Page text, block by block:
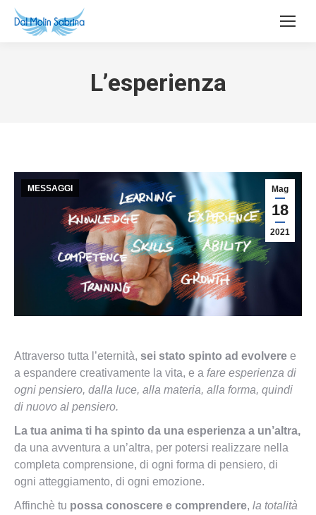
L’esperienza
Mag
18
2021
MESSAGGI
Attraverso tutta l’eternità, sei stato spinto ad evolvere e
a espandere creativamente la vita, e a fare esperienza di
ogni pensiero, dalla luce, alla materia, alla forma, quindi
di nuovo al pensiero.
La tua anima ti ha spinto da una esperienza a un’altra,
da una avventura a un’altra, per potersi realizzare nella
completa comprensione, di ogni forma di pensiero, di
ogni atteggiamento, di ogni emozione.
Affinchè tu possa conoscere e comprendere, la totalità